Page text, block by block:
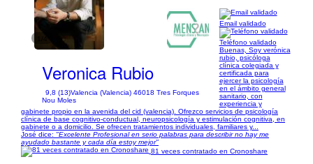
Veronica Rubio
9,8 (13)Valencia (Valencia) 46018 Tres Forques
Nou Moles
Email validado
Teléfono validado
Buenas, Soy verónica
rubio, psicóloga
clínica colegiada y
certificada para
ejercer la psicología
en el ámbito general
sanitario, con
experiencia y
gabinete propio en la avenida del cid (valencia). Ofrezco servicios de psicología
clínica de base cognitivo-conductual, neuropsicología y estimulación cognitiva, en
gabinete o a domicilio. Se ofrecen tratamientos individuales, familiares y...
José dice: "Excelente Profesional en serio palabras para describir no hay me
ayudado bastante y cada día estoy mejor"
81 veces contratado en Cronoshare